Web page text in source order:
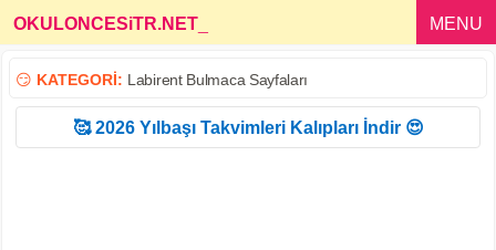
OKULONCESiTR.NET MENU
😏 KATEGORİ: Labirent Bulmaca Sayfaları
🥰 2026 Yılbaşı Takvimleri Kalıpları İndir 😍